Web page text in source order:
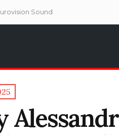
Sound